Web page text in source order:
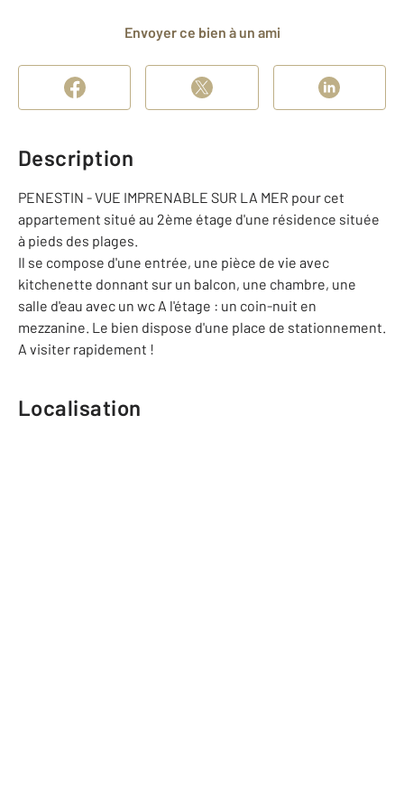
Envoyer ce bien à un ami
Description
PENESTIN - VUE IMPRENABLE SUR LA MER pour cet
appartement situé au 2ème étage d'une résidence située
à pieds des plages.
Il se compose d'une entrée, une pièce de vie avec
kitchenette donnant sur un balcon, une chambre, une
salle d'eau avec un wc A l'étage : un coin-nuit en
mezzanine. Le bien dispose d'une place de stationnement.
A visiter rapidement !
Localisation